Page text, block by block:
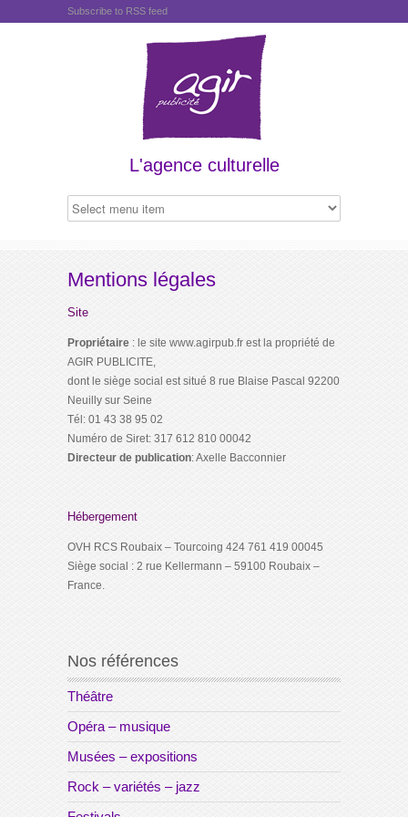
Subscribe to RSS feed
L'agence culturelle
Mentions légales
Site
Propriétaire : le site www.agirpub.fr est la propriété de
AGIR PUBLICITE,
dont le siège social est situé 8 rue Blaise Pascal 92200
Neuilly sur Seine
Tél: 01 43 38 95 02
Numéro de Siret: 317 612 810 00042
Directeur de publication: Axelle Bacconnier
Hébergement
OVH RCS Roubaix – Tourcoing 424 761 419 00045
Siège social : 2 rue Kellermann – 59100 Roubaix –
France.
Nos références
Théâtre
Opéra – musique
Musées – expositions
Rock – variétés – jazz